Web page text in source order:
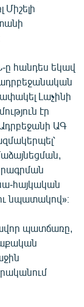
ը հանդես եկավ
ադրբեջանական
Լաչինի
էր
ԱԳ
հայկական
նպատակով»։
պատճառը,